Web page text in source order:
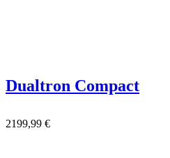
Dualtron Compact
2199,99 €